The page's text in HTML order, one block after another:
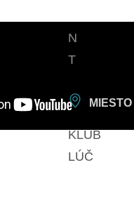
N
T
MIESTO
KLUB
LÚČ